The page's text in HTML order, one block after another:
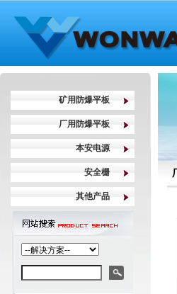
矿用防爆平板
厂用防爆平板
本安电源
安全栅
其他产品